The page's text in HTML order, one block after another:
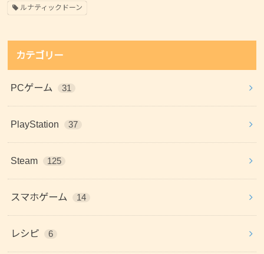
ルナティックドーン
カテゴリー
PCゲーム 31
PlayStation 37
Steam 125
スマホゲーム 14
レシピ 6